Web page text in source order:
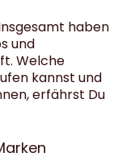
haben
und
Welche
kannst und
erfährst Du